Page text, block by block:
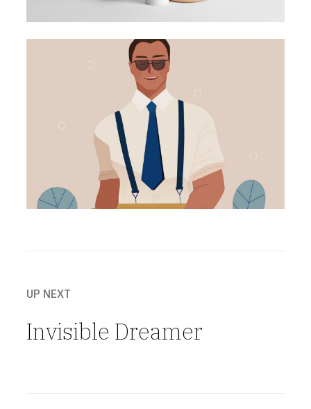
UP NEXT
Invisible Dreamer